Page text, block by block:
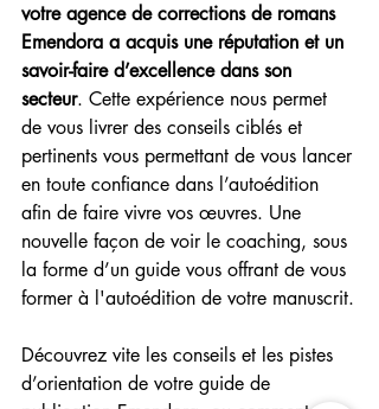
votre agence de corrections de romans
Emendora a acquis une réputation et un
savoir-faire d’excellence dans son
secteur. Cette expérience nous permet
de vous livrer des conseils ciblés et
pertinents vous permettant de vous lancer
en toute confiance dans l’autoédition
afin de faire vivre vos œuvres. Une
nouvelle façon de voir le coaching, sous
la forme d’un guide vous offrant de vous
former à l'autoédition de votre manuscrit.
Découvrez vite les conseils et les pistes
d’orientation de votre guide de